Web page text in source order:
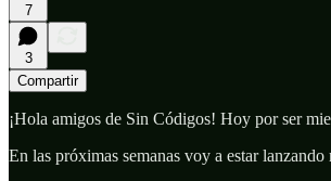
7
3
Compartir
¡Hola amigos de Sin Códigos! Hoy por ser
En las próximas semanas voy a estar